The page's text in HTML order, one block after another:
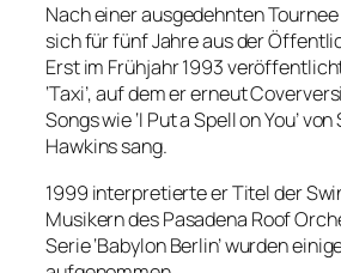
Nach einer ausgedehnten
sich für fünf Jahre aus der
Erst im Frühjahr 1993
‘Taxi’, auf dem er erneut
Songs wie ‘I Put a Spell on You’
Hawkins sang.
1999 interpretierte er Titel der
Musikern des Pasadena Roof
Serie ‘Babylon Berlin’ wurden